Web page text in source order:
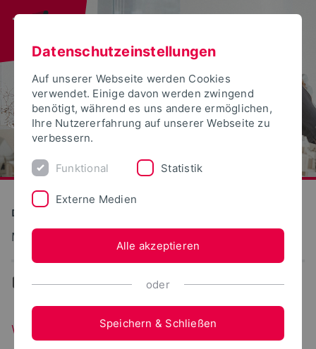
Detmolder Schule für Gestaltung
Möbelentwicklung
... WPF
WPF
Datenschutzeinstellungen
Auf unserer Webseite werden Cookies
verwendet. Einige davon werden zwingend
benötigt, während es uns andere ermöglichen,
Ihre Nutzererfahrung auf unserer Webseite zu
verbessern.
Funktional Statistik
Externe Medien
Alle akzeptieren
oder
Speichern & Schließen